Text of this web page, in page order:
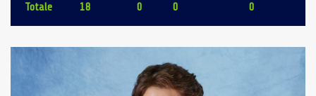
Totale
18 0 0 0